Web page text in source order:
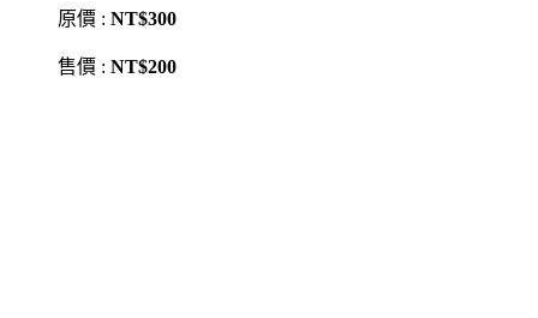
原價 : NT$300
售價 : NT$200